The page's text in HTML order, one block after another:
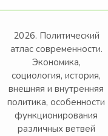
2026. Политический
атлас современности.
Экономика,
социология, история,
внешняя и внутренняя
политика, особенности
функционирования
различных ветвей